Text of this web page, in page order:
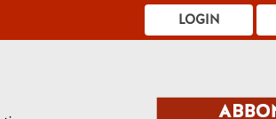
LOGIN